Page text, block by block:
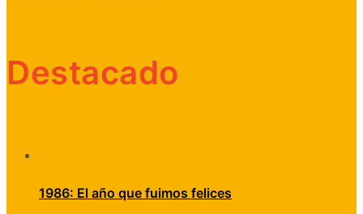
Destacado
1986: El año que fuimos felices